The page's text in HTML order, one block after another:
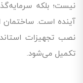
نیست؛ بلکه
آینده است. ساختمان
نصب تجهیزات
تکمیل می‌شود.